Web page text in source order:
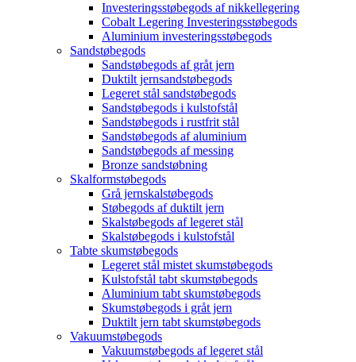
Investeringsstøbegods af nikkellegering
Cobalt Legering Investeringsstøbegods
Aluminium investeringsstøbegods
Sandstøbegods
Sandstøbegods af gråt jern
Duktilt jernsandstøbegods
Legeret stål sandstøbegods
Sandstøbegods i kulstofstål
Sandstøbegods i rustfrit stål
Sandstøbegods af aluminium
Sandstøbegods af messing
Bronze sandstøbning
Skalformstøbegods
Grå jernskalstøbegods
Støbegods af duktilt jern
Skalstøbegods af legeret stål
Skalstøbegods i kulstofstål
Tabte skumstøbegods
Legeret stål mistet skumstøbegods
Kulstofstål tabt skumstøbegods
Aluminium tabt skumstøbegods
Skumstøbegods i gråt jern
Duktilt jern tabt skumstøbegods
Vakuumstøbegods
Vakuumstøbegods af legeret stål